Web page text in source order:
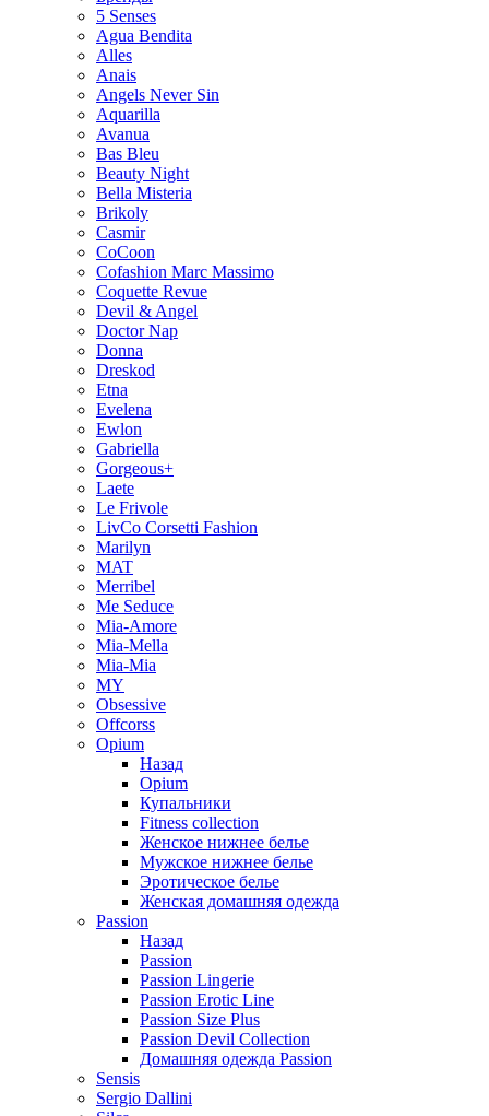
5 Senses
Agua Bendita
Alles
Anais
Angels Never Sin
Aquarilla
Avanua
Bas Bleu
Beauty Night
Bella Misteria
Brikoly
Casmir
CoCoon
Cofashion Marc Massimo
Coquette Revue
Devil & Angel
Doctor Nap
Donna
Dreskod
Etna
Evelena
Ewlon
Gabriella
Gorgeous+
Laete
Le Frivole
LivCo Corsetti Fashion
Marilyn
MAT
Merribel
Me Seduce
Mia-Amore
Mia-Mella
Mia-Mia
MY
Obsessive
Offcorss
Opium
Назад
Opium
Купальники
Fitness collection
Женское нижнее белье
Мужское нижнее белье
Эротическое белье
Женская домашняя одежда
Passion
Назад
Passion
Passion Lingerie
Passion Erotic Line
Passion Size Plus
Passion Devil Collection
Домашняя одежда Passion
Sensis
Sergio Dallini